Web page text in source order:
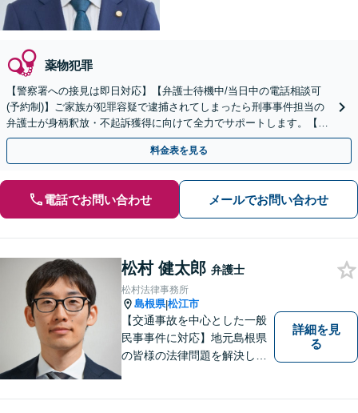
薬物犯罪
【警察署への接見は即日対応】【弁護士待機中/当日中の電話相談可
(予約制)】ご家族が犯罪容疑で逮捕されてしまったら刑事事件担当の
弁護士が身柄釈放・不起訴獲得に向けて全力でサポートします。【毎
月100名以上の相談実績】【全国対応】
料金表を見る
電話でお問い合わせ メールでお問い合わせ
松村 健太郎 弁護士
松村法律事務所
島根県|松江市
【交通事故を中心とした一般
民事事件に対応】地元島根県
の皆様の法律問題を解決し、
詳細を見
る